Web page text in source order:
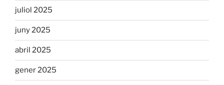
juliol 2025
juny 2025
abril 2025
gener 2025